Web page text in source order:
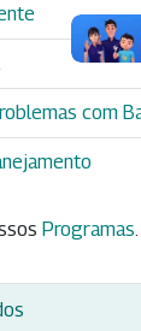
com
Programas